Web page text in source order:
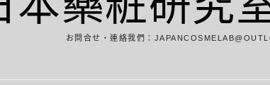
お問合せ・連絡我們：